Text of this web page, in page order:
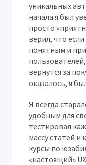
уникальных
начала я был
просто
верил, что
понятным и
вернутся за
оказалось, я
Я всегда
удобным для
тестировал
массу статей и
курсы по
«настоящий»